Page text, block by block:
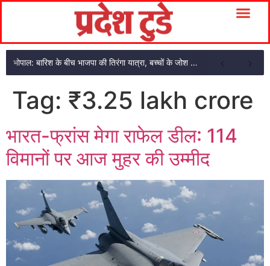
भोपाल: बारिश के बीच भाजपा की तिरंगा यात्रा, बच्चों के जोश से गूंजा भोपाल
Tag: ₹3.25 lakh crore
भारत-फ्रांस मेगा राफेल डील: 114
विमानों पर आज मुहर की उम्मीद